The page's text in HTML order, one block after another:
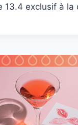
13.4 exclusif à